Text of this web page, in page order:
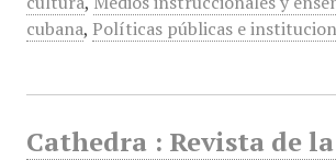
cubana, Políticas públicas e
Cathedra : Revista de